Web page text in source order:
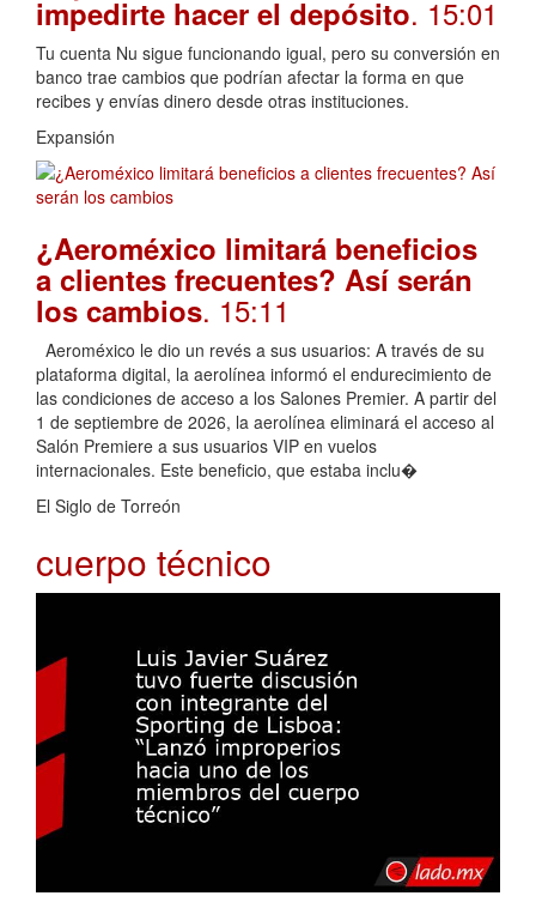
impedirte hacer el depósito. 15:01
Tu cuenta Nu sigue funcionando igual, pero su conversión en
banco trae cambios que podrían afectar la forma en que
recibes y envías dinero desde otras instituciones.
Expansión
¿Aeroméxico limitará beneficios
a clientes frecuentes? Así serán
los cambios. 15:11
Aeroméxico le dio un revés a sus usuarios: A través de su
plataforma digital, la aerolínea informó el endurecimiento de
las condiciones de acceso a los Salones Premier. A partir del
1 de septiembre de 2026, la aerolínea eliminará el acceso al
Salón Premiere a sus usuarios VIP en vuelos
internacionales. Este beneficio, que estaba inclu�
El Siglo de Torreón
cuerpo técnico